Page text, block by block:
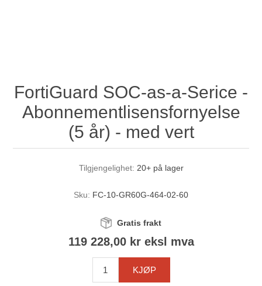
FortiGuard SOC-as-a-Serice -
Abonnementlisensfornyelse
(5 år) - med vert
Tilgjengelighet: 20+ på lager
Sku: FC-10-GR60G-464-02-60
Gratis frakt
119 228,00 kr eksl mva
KJØP